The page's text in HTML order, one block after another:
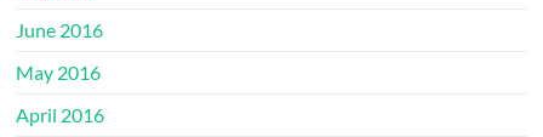
June 2016
May 2016
April 2016